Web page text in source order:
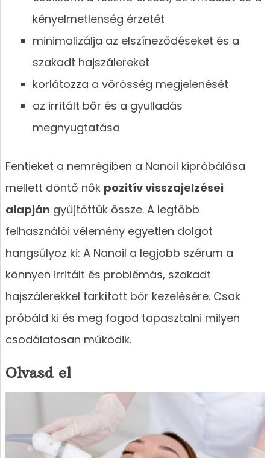
kényelmetlenség érzetét
minimalizálja az elszíneződéseket és a
szakadt hajszálereket
korlátozza a vörösség megjelenését
az irritált bőr és a gyulladás
megnyugtatása
Fentieket a nemrégiben a Nanoil kipróbálása
mellett döntő nők pozitív visszajelzései
alapján gyűjtöttük össze. A legtöbb
felhasználói vélemény egyetlen dolgot
hangsúlyoz ki: A Nanoil a legjobb szérum a
könnyen irritált és problémás, szakadt
hajszálerekkel tarkított bőr kezelésére. Csak
próbáld ki és meg fogod tapasztalni milyen
csodálatosan működik.
Olvasd el